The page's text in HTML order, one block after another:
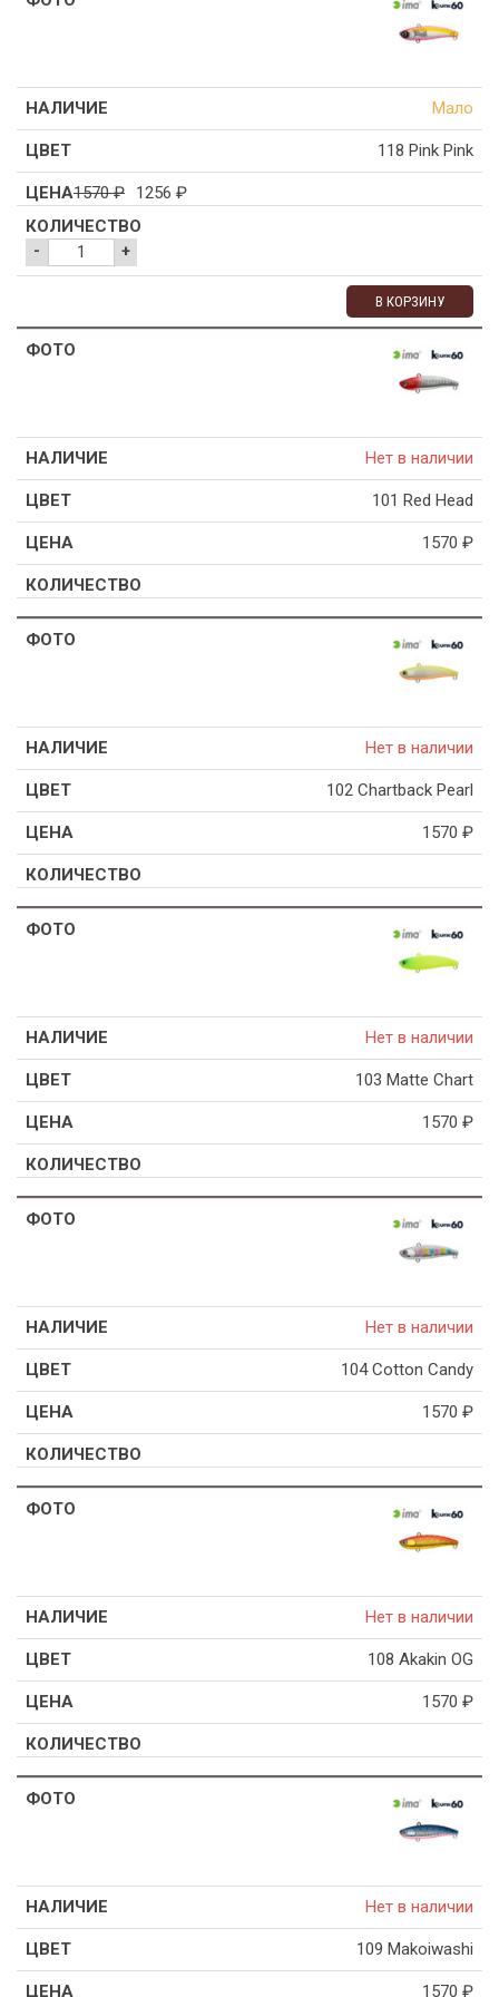
Мало
118 Pink Pink
1570₽ 1256 ₽
- +
В КОРЗИНУ
Нет в наличии
101 Red Head
1570 ₽
Нет в наличии
102 Chartback Pearl
1570 ₽
Нет в наличии
103 Matte Chart
1570 ₽
Нет в наличии
104 Cotton Candy
1570 ₽
Нет в наличии
108 Akakin OG
1570 ₽
Нет в наличии
109 Makoiwashi
1570 ₽